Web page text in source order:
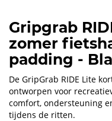
Gripgrab
zomer
padding -
De GripGrab RIDE Lite
ontworpen voor
comfort, ondersteuning
tijdens de ritten.